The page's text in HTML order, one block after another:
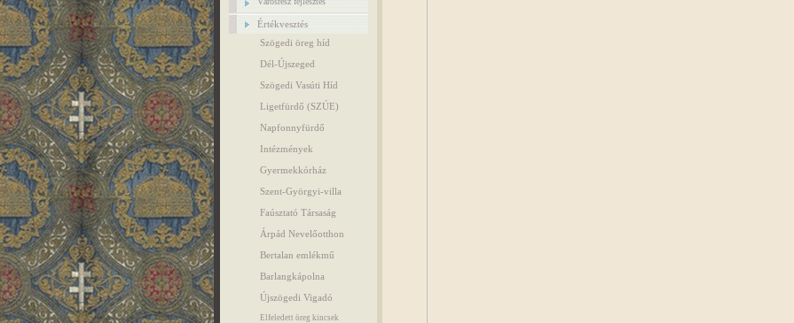
Értékvesztés
Szögedi öreg híd
Dél-Újszeged
Szögedi Vasúti Híd
Ligetfürdő (SZÚE)
Napfonnyfürdő
Intézmények
Gyermekkórház
Szent-Györgyi-villa
Faúsztató Társaság
Árpád Nevelőotthon
Bertalan emlékmű
Barlangkápolna
Újszögedi Vigadó
Elfeledett öreg kincsek